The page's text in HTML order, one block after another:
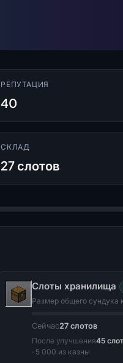
РЕПУТАЦИЯ
40
СКЛАД
27 слотов
Слоты хранилища
Размер общего сундука
Сейчас27 слотов
После улучшения45
· 5 000 из казны